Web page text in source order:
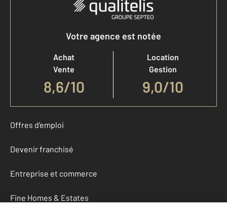
Votre agence est notée
Achat
Vente
8,6/10
Location
Gestion
9,0/10
Offres d'emploi
Devenir franchisé
Entreprise et commerce
Fine Homes & Estates